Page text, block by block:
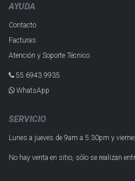
AYUDA
Contacto
Facturas
Atención y Soporte Técnico
55 6943 993​5
WhatsApp
SERVICIO
Lunes a jueves de 9am a 5:30pm y
No hay venta en sitio, sólo se realizan